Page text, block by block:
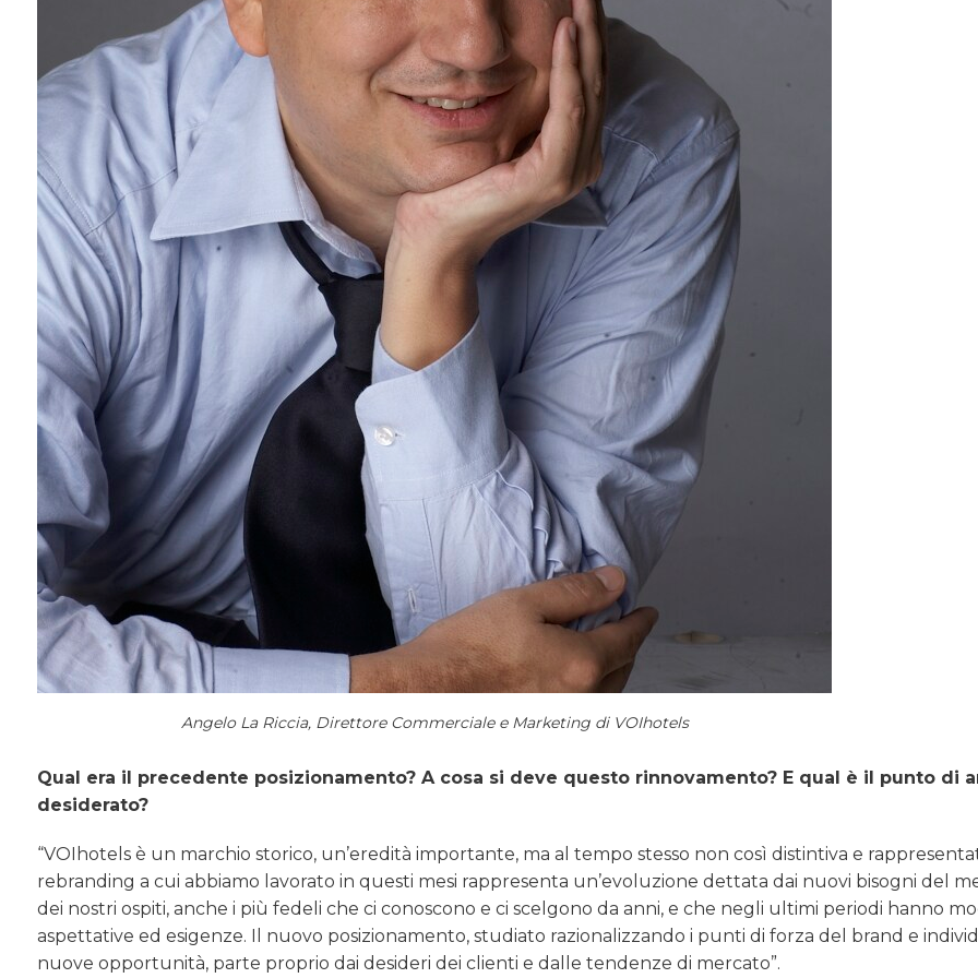
Angelo La Riccia, Direttore Commerciale e Marketing di VOIhotels
Qual era il precedente posizionamento? A cosa si deve questo rinnovamento? E qual è il punto di
desiderato?
“VOIhotels è un marchio storico, un’eredità importante, ma al tempo stesso non così distintiva e
rebranding a cui abbiamo lavorato in questi mesi rappresenta un’evoluzione dettata dai nuovi bisogni del
dei nostri ospiti, anche i più fedeli che ci conoscono e ci scelgono da anni, e che negli ultimi periodi hanno
aspettative ed esigenze. Il nuovo posizionamento, studiato razionalizzando i punti di forza del brand e
nuove opportunità, parte proprio dai desideri dei clienti e dalle tendenze di mercato”.